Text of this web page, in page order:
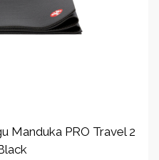
Manduka PRO Travel 2